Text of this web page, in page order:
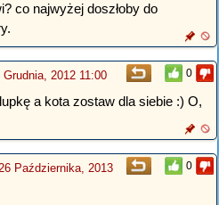
co najwyżej doszłoby do
0
Grudnia, 2012 11:00
a kota zostaw dla siebie :) O,
0
Października, 2013